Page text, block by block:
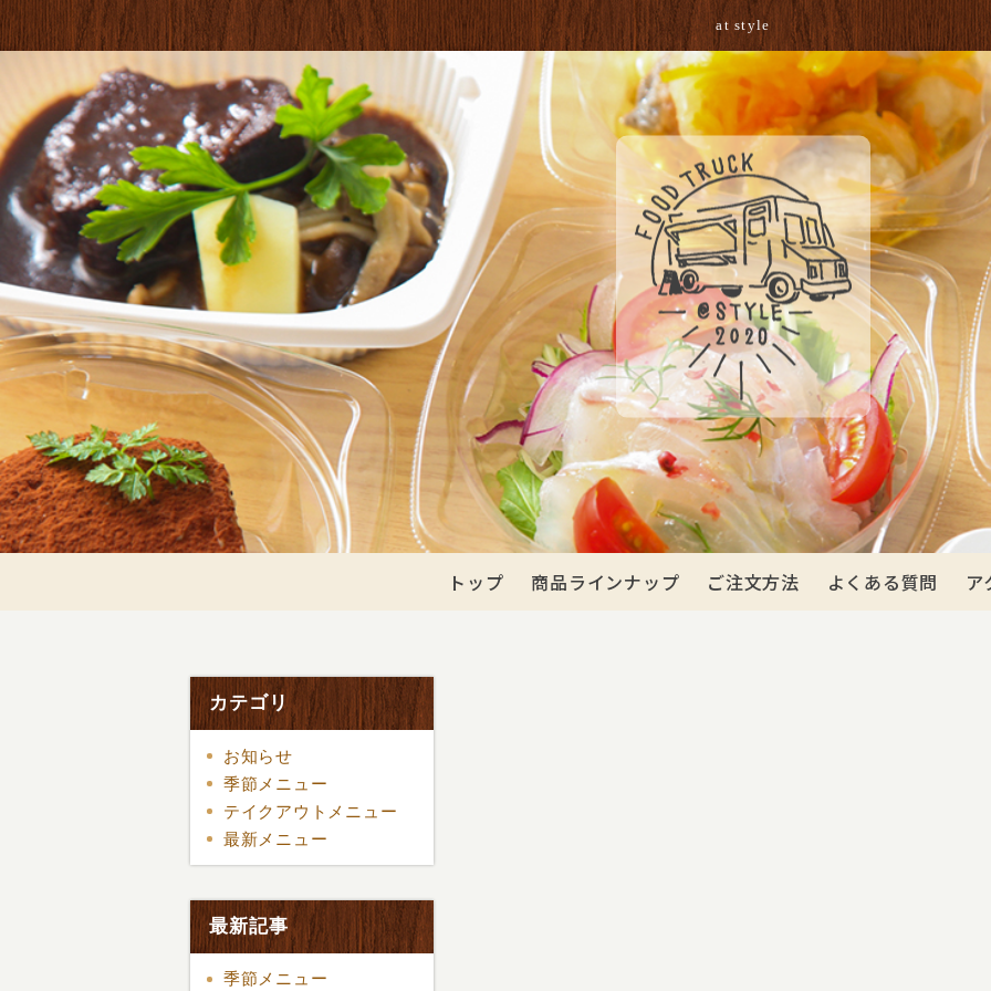
at style
トップ 商品ラインナップ ご注文方法 よくある質問 ア
カテゴリ
お知らせ
季節メニュー
テイクアウトメニュー
最新メニュー
最新記事
季節メニュー